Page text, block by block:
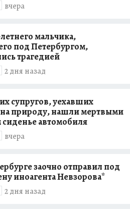
вчера
мальчика,
под Петербургом,
трагедией
2 дня назад
супругов, уехавших
на природу, нашли мертвыми
сиденье автомобиля
вчера
заочно отправил под
иноагента Невзорова*
2 дня назад